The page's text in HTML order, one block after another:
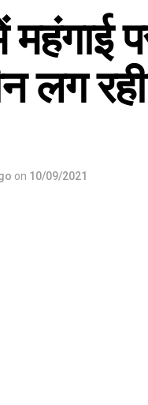
महंगाई
लग
on 10/09/2021